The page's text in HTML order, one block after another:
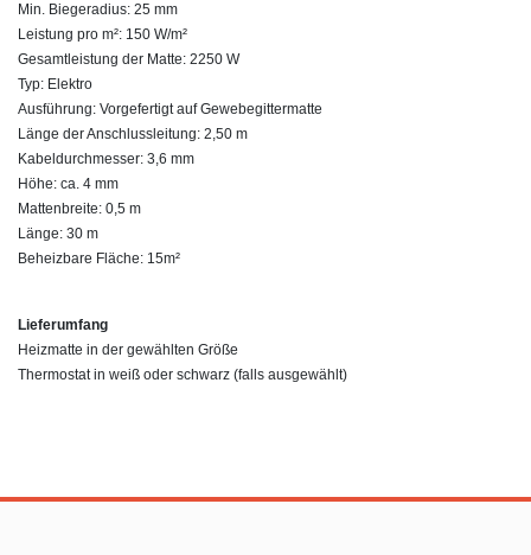
Min. Biegeradius: 25 mm
Leistung pro m²: 150 W/m²
Gesamtleistung der Matte: 2250 W
Typ: Elektro
Ausführung: Vorgefertigt auf Gewebegittermatte
Länge der Anschlussleitung: 2,50 m
Kabeldurchmesser: 3,6 mm
Höhe: ca. 4 mm
Mattenbreite: 0,5 m
Länge: 30 m
Beheizbare Fläche: 15m²
Lieferumfang
Heizmatte in der gewählten Größe
Thermostat in weiß oder schwarz (falls ausgewählt)